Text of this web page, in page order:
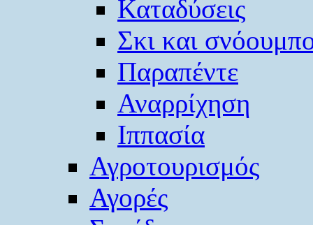
Καταδύσεις
Σκι και
Παραπέντε
Αναρρίχηση
Ιππασία
Αγροτουρισμός
Αγορές